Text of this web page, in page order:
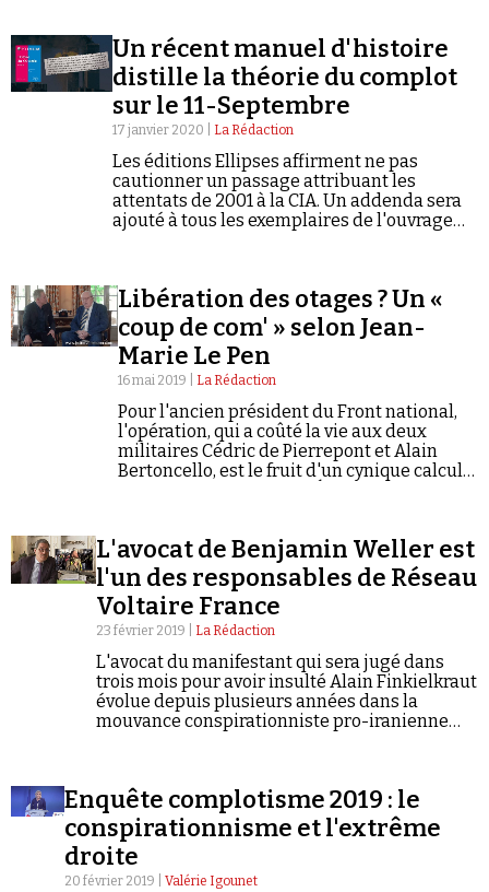
Un récent manuel d'histoire
distille la théorie du complot
sur le 11-Septembre
17 janvier 2020 | La Rédaction
Les éditions Ellipses affirment ne pas
cautionner un passage attribuant les
attentats de 2001 à la CIA. Un addenda sera
ajouté à tous les exemplaires de l'ouvrage
Libération des otages ? Un «
coup de com' » selon Jean-
Marie Le Pen
16 mai 2019 | La Rédaction
Pour l'ancien président du Front national,
l'opération, qui a coûté la vie aux deux
militaires Cédric de Pierrepont et Alain
Bertoncello, est le fruit d'un cynique calcul
L'avocat de Benjamin Weller est
l'un des responsables de Réseau
Voltaire France
23 février 2019 | La Rédaction
L'avocat du manifestant qui sera jugé dans
trois mois pour avoir insulté Alain Finkielkraut
évolue depuis plusieurs années dans la
mouvance conspirationniste pro-iranienne
Enquête complotisme 2019 : le
conspirationnisme et l'extrême
droite
20 février 2019 |Valérie Igounet